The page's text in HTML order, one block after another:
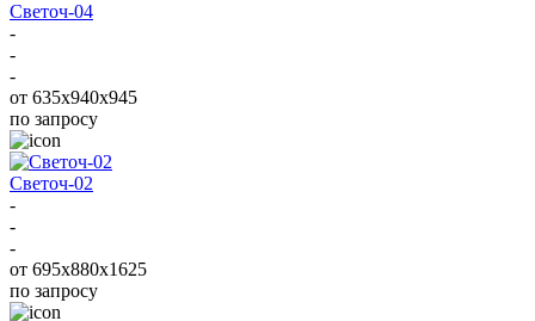
Светоч-04
-
-
-
от 635x940x945
по запросу
Светоч-02
-
-
-
от 695х880х1625
по запросу